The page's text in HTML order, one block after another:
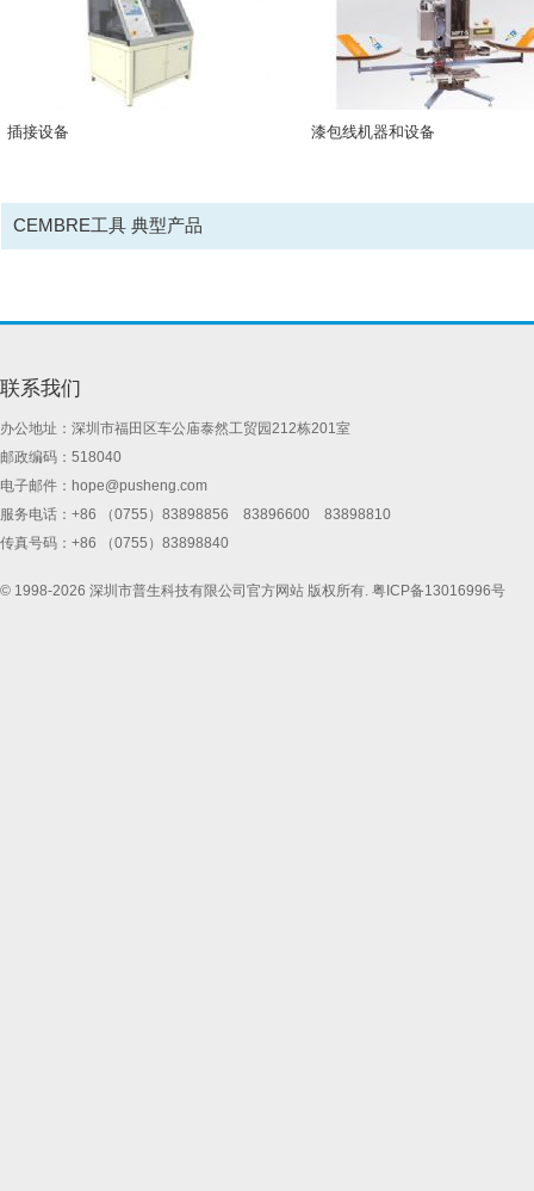
插接设备 漆包线机器和设备
CEMBRE工具 典型产品
联系我们
办公地址：深圳市福田区车公庙泰然工贸园212栋201室
邮政编码：518040
电子邮件： hope@pusheng.com
服务电话：+86 （0755）83898856 83896600 83898810
传真号码：+86 （0755）83898840
© 1998-2026 深圳市普生科技有限公司官方网站 版权所有. 粤ICP备13016996号